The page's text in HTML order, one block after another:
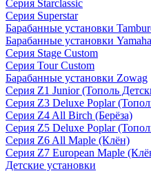
Серия Starclassic
Серия Superstar
Барабанные установки
Барабанные установки Yamaha
Серия Stage Custom
Серия Tour Custom
Барабанные установки Zowag
Серия Z1 Junior (Тополь
Серия Z3 Deluxe Poplar
Серия Z4 All Birch (Берёза)
Серия Z5 Deluxe Poplar
Серия Z6 All Maple (Клён)
Серия Z7 European Maple
Детские установки